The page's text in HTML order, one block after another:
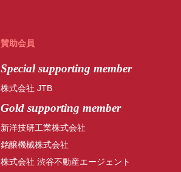
賛助会員
Specialsupporting member
株式会社 JTB
Gold supporting member
新洋技研工業株式会社
銘醸機械株式会社
株式会社 渋谷不動産エージェント